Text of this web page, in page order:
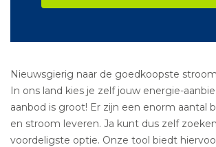
Nieuwsgierig naar de goedkoopste
In ons land kies je zelf jouw energie-
aanbod is groot! Er zijn een enorm aantal
en stroom leveren. Ja kunt dus zelf
voordeligste optie. Onze tool biedt